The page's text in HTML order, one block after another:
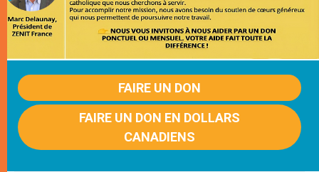
FAIRE UN DON
FAIRE UN DON EN DOLLARS
CANADIENS